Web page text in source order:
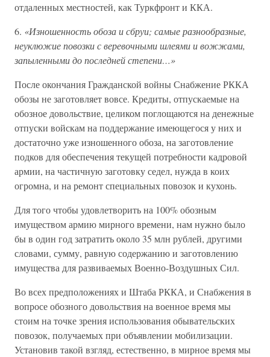
отдаленных местностей, как Туркфронт и ККА.
6. «Изношенность обоза и сбруи; самые разнообразные,
неуклюжие повозки с веревочными шлеями и вожжами,
запыленными до последней степени…»
После окончания Гражданской войны Снабжение РККА
обозы не заготовляет вовсе. Кредиты, отпускаемые на
обозное довольствие, целиком поглощаются на денежные
отпуски войскам на поддержание имеющегося у них и
достаточно уже изношенного обоза, на заготовление
подков для обеспечения текущей потребности кадровой
армии, на частичную заготовку седел, нужда в коих
огромна, и на ремонт специальных повозок и кухонь.
Для того чтобы удовлетворить на 100% обозным
имуществом армию мирного времени, нам нужно было
бы в один год затратить около 35 млн рублей, другими
словами, сумму, равную содержанию и заготовлению
имущества для развиваемых Военно-Воздушных Сил.
Во всех предположениях и Штаба РККА, и Снабжения в
вопросе обозного довольствия на военное время мы
стоим на точке зрения использования обывательских
повозок, получаемых при объявлении мобилизации.
Установив такой взгляд, естественно, в мирное время мы